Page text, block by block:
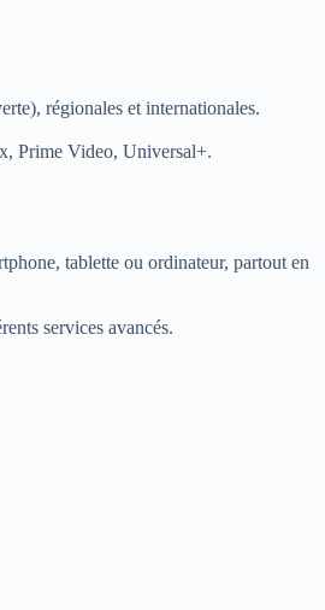
régionales et internationales.
Prime Video, Universal+.
tablette ou ordinateur, partout en
services avancés.